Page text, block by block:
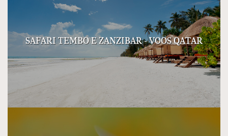
SAFARI TEMBO E ZANZIBAR - VOOS QATAR